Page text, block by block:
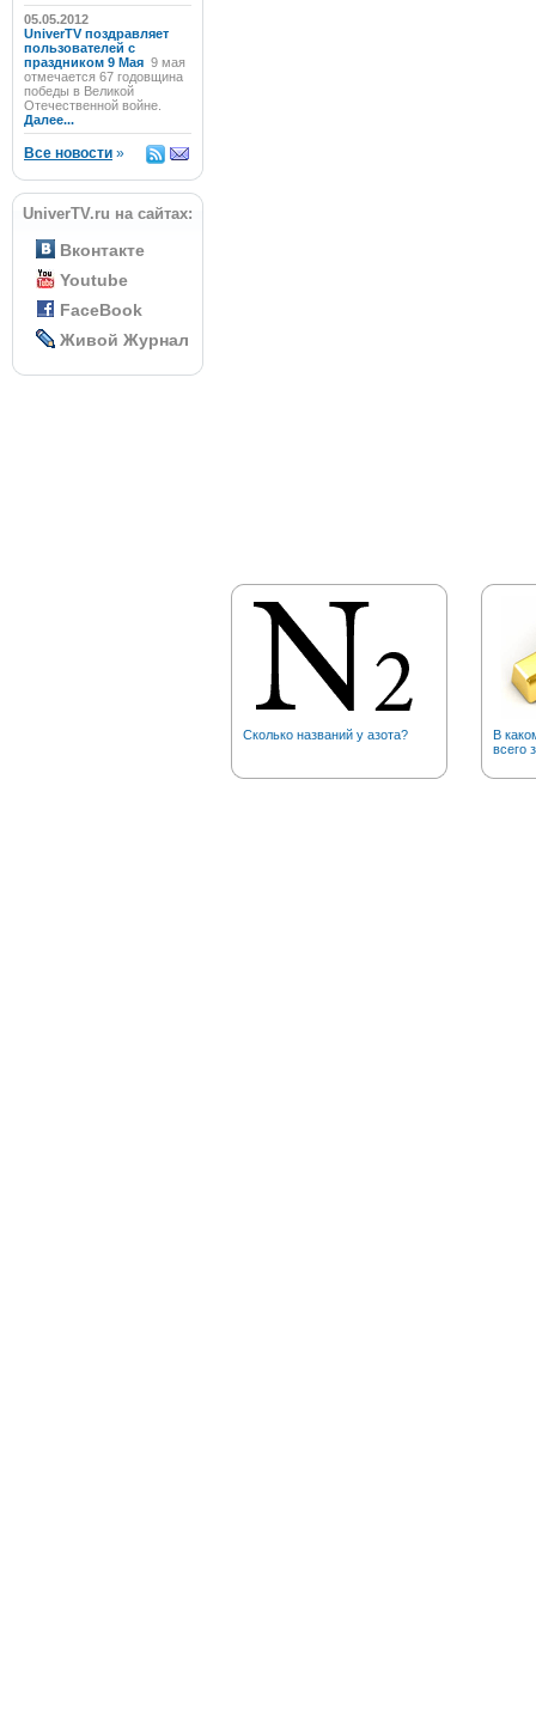
05.05.2012
UniverTV поздравляет
пользователей с
праздником 9 Мая 9 мая
отмечается 67 годовщина
победы в Великой
Отечественной войне.
Далее...
Все новости »
UniverTV.ru на сайтах:
Вконтакте
Youtube
FaceBook
Живой Журнал
Сколько названий у азота?
В
всего